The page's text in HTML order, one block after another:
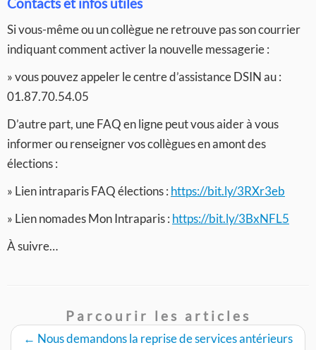
Si vous-même ou un collègue ne retrouve pas son courrier
indiquant comment activer la nouvelle messagerie :
» vous pouvez appeler le centre d’assistance DSIN au :
01.87.70.54.05
D’autre part, une FAQ en ligne peut vous aider à vous
informer ou renseigner vos collègues en amont des
élections :
» Lien intraparis FAQ élections : https://bit.ly/3RXr3eb
» Lien nomades Mon Intraparis : https://bit.ly/3BxNFL5
À suivre…
Parcourir les articles
← Nous demandons la reprise de services antérieurs